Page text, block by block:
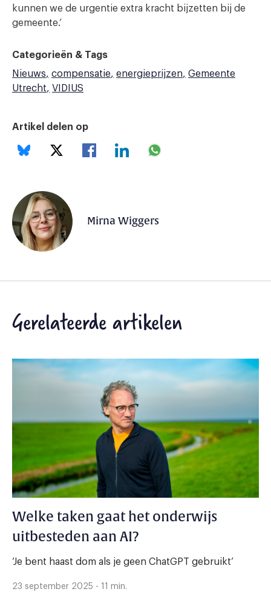
kunnen we de urgentie extra kracht bijzetten bij de
gemeente.’
Categorieën & Tags
Nieuws
compensatie energieprijzen
Gemeente
Utrecht
VIDIUS
Artikel delen op
Mirna Wiggers
Gerelateerde artikelen
Welke taken gaat het onderwijs
uitbesteden aan AI?
‘Je bent haast dom als je geen ChatGPT gebruikt’
23 september 2025 - 11 min.